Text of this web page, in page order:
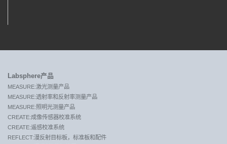
Labsphere产品
MEASURE:激光测量产品
MEASURE:透射率和反射率测量产品
MEASURE:照明光测量产品
CREATE:成像传感器校准系统
CREATE:遥感校准系统
REFLECT:漫反射目标板，标准板和配件